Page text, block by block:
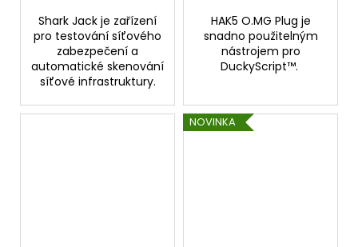
Shark Jack je zařízení
pro testování síťového
zabezpečení a
automatické skenování
síťové infrastruktury.
HAK5 O.MG Plug je
snadno použitelným
nástrojem pro
DuckyScript™.
NOVINKA